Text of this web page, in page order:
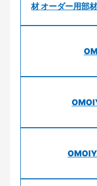
材 オーダー用部材